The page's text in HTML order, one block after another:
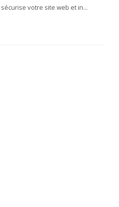
votre site web et in...